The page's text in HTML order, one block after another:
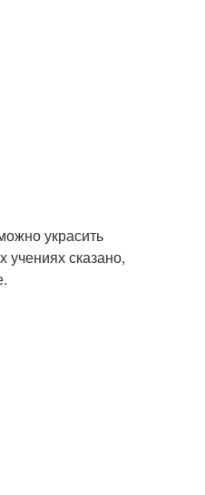
украсить
учениях сказано,